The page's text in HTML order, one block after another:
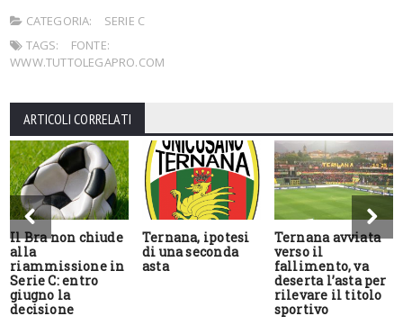
CATEGORIA:
SERIE C
TAGS:
FONTE:
WWW.TUTTOLEGAPRO.COM
ARTICOLI CORRELATI
Il Bra non chiude
alla
riammissione in
Serie C: entro
giugno la
decisione
Ternana, ipotesi
di una seconda
asta
Ternana avviata
verso il
fallimento, va
deserta l’asta per
rilevare il titolo
sportivo